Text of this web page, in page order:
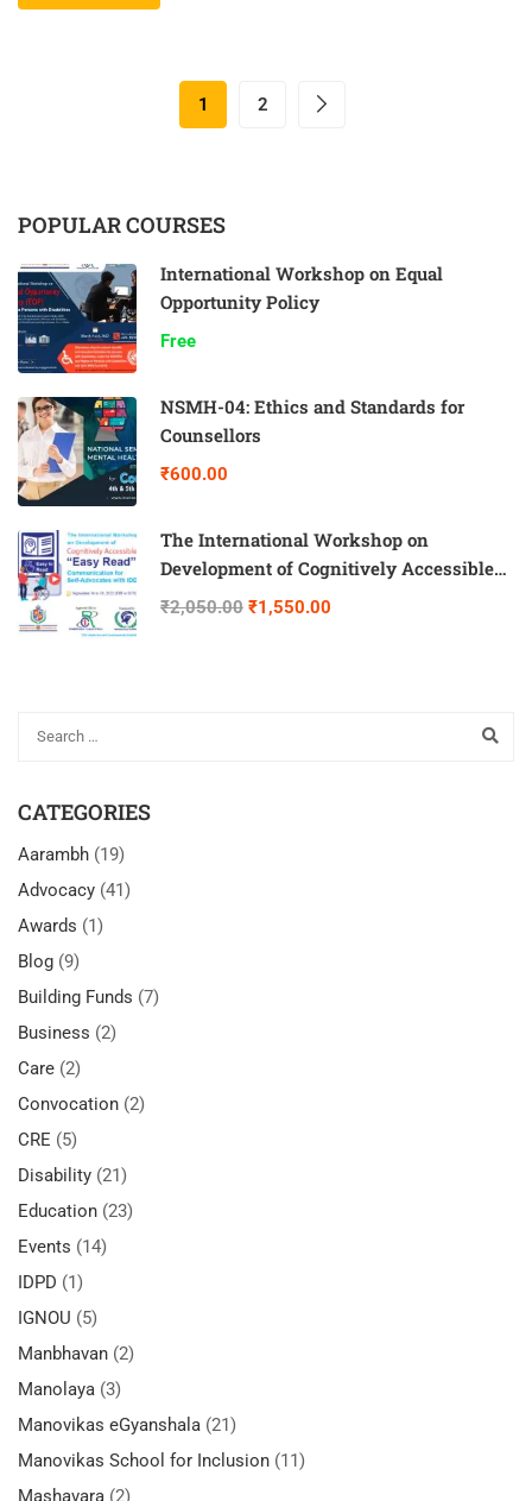
1 2
POPULAR COURSES
International Workshop on Equal
Opportunity Policy
Free
NSMH-04: Ethics and Standards for
Counsellors
₹600.00
The International Workshop on
Development of Cognitively Accessible
“Easy Read” Communication for Self-
₹2,050.00 ₹1,550.00
CATEGORIES
Aarambh (19)
Advocacy (41)
Awards (1)
Blog (9)
Building Funds (7)
Business (2)
Care (2)
Convocation (2)
CRE (5)
Disability (21)
Education (23)
Events (14)
IDPD (1)
IGNOU (5)
Manbhavan (2)
Manolaya (3)
Manovikas eGyanshala (21)
Manovikas School for Inclusion (11)
Mashavara (2)